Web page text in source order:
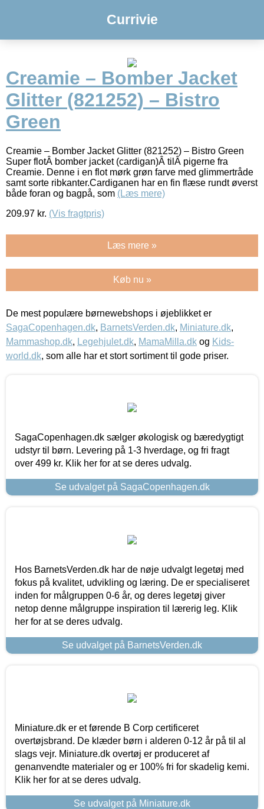
Currivie
Creamie – Bomber Jacket
Glitter (821252) – Bistro
Green
Creamie – Bomber Jacket Glitter (821252) – Bistro Green
Super flotÂ bomber jacket (cardigan)Â tilÂ pigerne fra
Creamie. Denne i en flot mørk grøn farve med glimmertråde
samt sorte ribkanter.Cardiganen har en fin flæse rundt øverst
både foran og bagpå, som (Læs mere)
209.97 kr. (Vis fragtpris)
Læs mere »
Køb nu »
De mest populære børnewebshops i øjeblikket er
SagaCopenhagen.dk, BarnetsVerden.dk, Miniature.dk,
Mammashop.dk, Legehjulet.dk, MamaMilla.dk og Kids-
world.dk, som alle har et stort sortiment til gode priser.
SagaCopenhagen.dk sælger økologisk og bæredygtigt
udstyr til børn. Levering på 1-3 hverdage, og fri fragt
over 499 kr. Klik her for at se deres udvalg.
Se udvalget på SagaCopenhagen.dk
Hos BarnetsVerden.dk har de nøje udvalgt legetøj med
fokus på kvalitet, udvikling og læring. De er specialiseret
inden for målgruppen 0-6 år, og deres legetøj giver
netop denne målgruppe inspiration til lærerig leg. Klik
her for at se deres udvalg.
Se udvalget på BarnetsVerden.dk
Miniature.dk er et førende B Corp certificeret
overtøjsbrand. De klæder børn i alderen 0-12 år på til al
slags vejr. Miniature.dk overtøj er produceret af
genanvendte materialer og er 100% fri for skadelig kemi.
Klik her for at se deres udvalg.
Se udvalget på Miniature.dk